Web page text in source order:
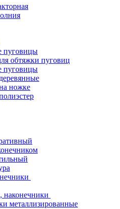
пуговицы
обтяжки пуговиц
пуговицы
ножке
наконечники
металлизированные